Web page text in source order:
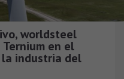
worldsteel
en el
industria del